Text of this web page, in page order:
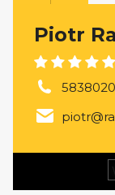
Piotr